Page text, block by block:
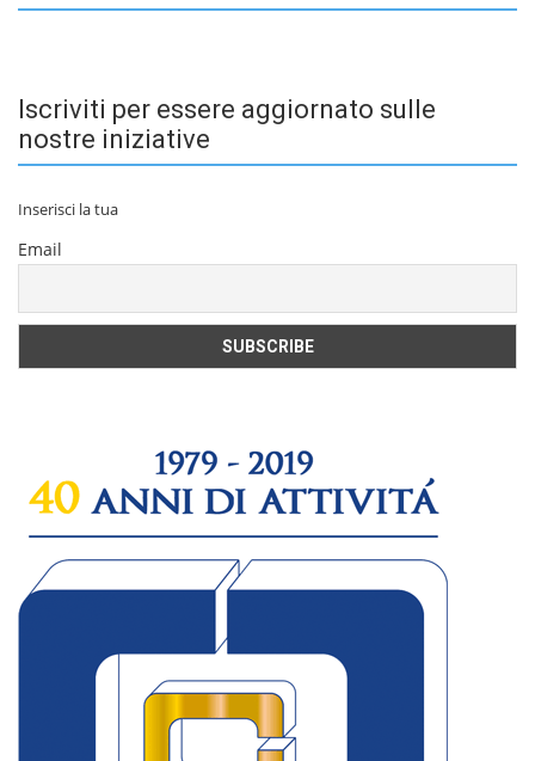
Iscriviti per essere aggiornato sulle
nostre iniziative
Inserisci la tua
Email